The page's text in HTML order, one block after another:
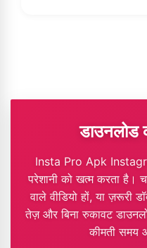
डाउनलोड
Insta Pro Apk
परेशानी को खत्म करता है।
वाले वीडियो हों, या ज़रूरी
तेज़ और बिना रुकावट
कीमती समय